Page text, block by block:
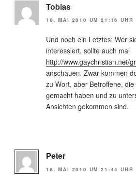
Tobias
18. MAI 2010 UM 21:16 UHR
Und noch ein Letztes: Wer
interessiert, sollte auch mal
http://www.gaychristian.net/
anschauen. Zwar kommen
zu Wort, aber Betroffene,
gemacht haben und zu
Ansichten gekommen sind.
Peter
18. MAI 2010 UM 21:44 UHR